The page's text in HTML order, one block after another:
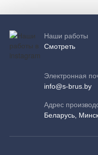
Наши работы
Смотреть
Электронная
info@s-brus.by
Адрес
Беларусь,